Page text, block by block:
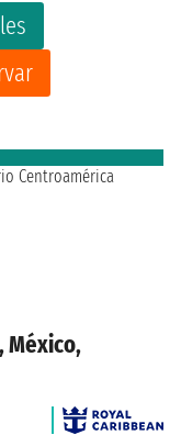
México,